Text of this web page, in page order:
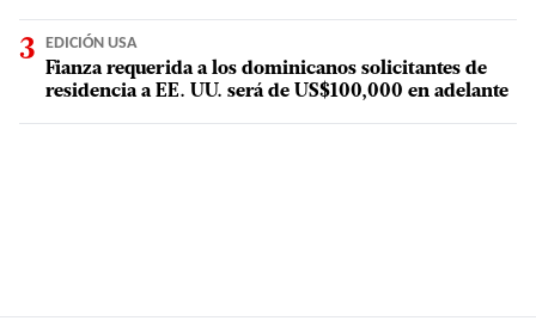
EDICIÓN USA
Fianza requerida a los dominicanos solicitantes de
residencia a EE. UU. será de US$100,000 en adelante